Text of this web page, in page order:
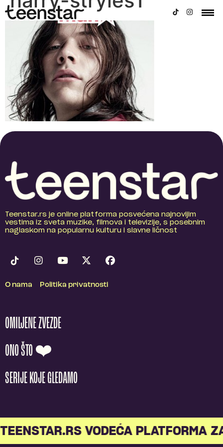
Teenstar.rs je online platforma posvećena najnovijim
vestima iz sveta muzike, filmova i televizije, s posebnim
naglaskom na popularnu kulturu i slavne ličnost
O nama Politika privatnosti
OMILJENE ZVEZDE
ONO ŠTO ❤️
SERIJE KOJE GLEDAMO
VODEĆA PLATFORMA